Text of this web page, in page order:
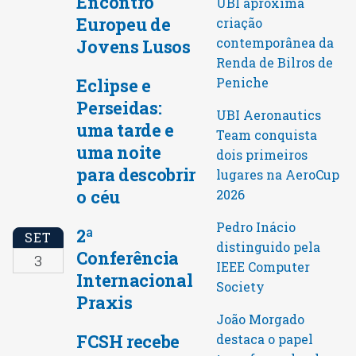
Europeu de
Jovens Lusos
Eclipse e
Perseidas:
uma tarde e
uma noite
para descobrir
o céu
SET
3
2ª
Conferência
Internacional
Praxis
FCSH recebe
criação
contemporânea da
Renda de Bilros de
Peniche
UBI Aeronautics
Team conquista
dois primeiros
lugares na AeroCup
2026
Pedro Inácio
distinguido pela
IEEE Computer
Society
João Morgado
destaca o papel